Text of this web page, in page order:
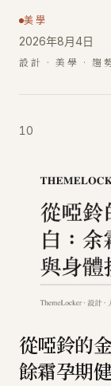
美學
2026年8月4日
設計 · 美學 · 趨
10
從啞鈴的
餘霜孕期